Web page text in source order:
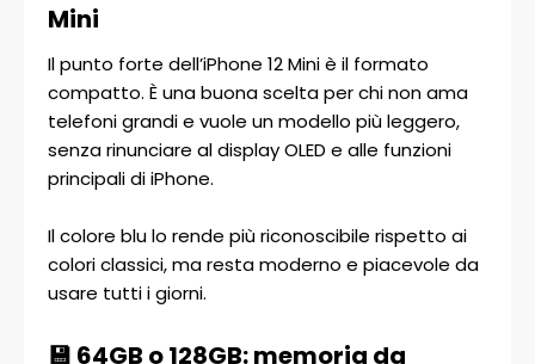
Mini
Il punto forte dell’iPhone 12 Mini è il formato
compatto. È una buona scelta per chi non ama
telefoni grandi e vuole un modello più leggero,
senza rinunciare al display OLED e alle funzioni
principali di iPhone.
Il colore blu lo rende più riconoscibile rispetto ai
colori classici, ma resta moderno e piacevole da
usare tutti i giorni.
💾 64GB o 128GB: memoria da